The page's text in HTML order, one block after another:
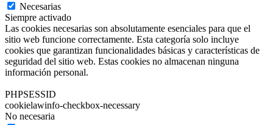
Necesarias
Siempre activado
Las cookies necesarias son absolutamente esenciales para que el
sitio web funcione correctamente. Esta categoría solo incluye
cookies que garantizan funcionalidades básicas y características de
seguridad del sitio web. Estas cookies no almacenan ninguna
información personal.
PHPSESSID
cookielawinfo-checkbox-necessary
No necesaria